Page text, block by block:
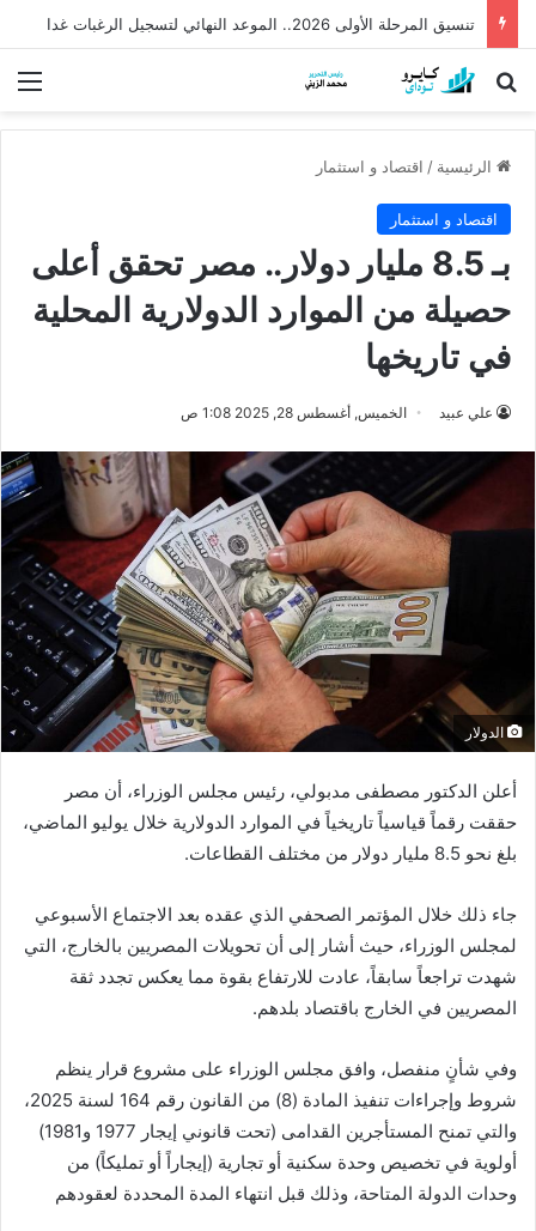
تنسيق المرحلة الأولى 2026.. الموعد النهائي لتسجيل الرغبات غدا
بحث عن
الرئيسية / اقتصاد و استثمار
اقتصاد و استثمار
بـ 8.5 مليار دولار.. مصر تحقق أعلى
حصيلة من الموارد الدولارية المحلية
في تاريخها
علي عبيد الخميس, أغسطس 28, 2025 1:08 ص
الدولار
أعلن الدكتور مصطفى مدبولي، رئيس مجلس الوزراء، أن مصر
حققت رقماً قياسياً تاريخياً في الموارد الدولارية خلال يوليو الماضي،
بلغ نحو 8.5 مليار دولار من مختلف القطاعات.
جاء ذلك خلال المؤتمر الصحفي الذي عقده بعد الاجتماع الأسبوعي
لمجلس الوزراء، حيث أشار إلى أن تحويلات المصريين بالخارج، التي
شهدت تراجعاً سابقاً، عادت للارتفاع بقوة مما يعكس تجدد ثقة
المصريين في الخارج باقتصاد بلدهم.
وفي شأنٍ منفصل، وافق مجلس الوزراء على مشروع قرار ينظم
شروط وإجراءات تنفيذ المادة (8) من القانون رقم 164 لسنة 2025،
والتي تمنح المستأجرين القدامى (تحت قانوني إيجار 1977 و1981)
أولوية في تخصيص وحدة سكنية أو تجارية (إيجاراً أو تمليكاً) من
وحدات الدولة المتاحة، وذلك قبل انتهاء المدة المحددة لعقودهم